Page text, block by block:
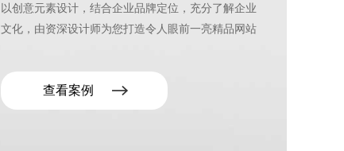
以创意元素设计，结合企业品牌定位，充分了解企业
文化，由资深设计师为您打造令人眼前一亮精品网站
查看案例